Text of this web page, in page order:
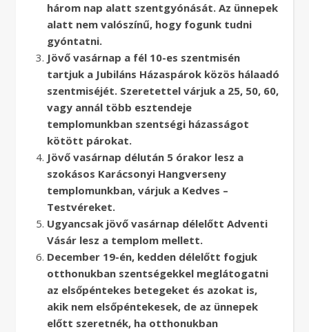
három nap alatt szentgyónását. Az ünnepek
alatt nem valószínű, hogy fogunk tudni
gyóntatni.
Jövő vasárnap a fél 10-es szentmisén
tartjuk a Jubiláns Házaspárok közös hálaadó
szentmiséjét. Szeretettel várjuk a 25, 50, 60,
vagy annál több esztendeje
templomunkban szentségi házasságot
kötött párokat.
Jövő vasárnap délután 5 órakor lesz a
szokásos Karácsonyi Hangverseny
templomunkban, várjuk a Kedves –
Testvéreket.
Ugyancsak jövő vasárnap délelőtt Adventi
Vásár lesz a templom mellett.
December 19-én, kedden délelőtt fogjuk
otthonukban szentségekkel meglátogatni
az elsőpéntekes betegeket és azokat is,
akik nem elsőpéntekesek, de az ünnepek
előtt szeretnék, ha otthonukban